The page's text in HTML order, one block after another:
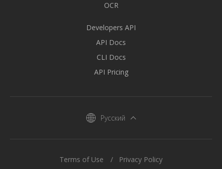
OCR
Developers API
API Docs
CLI Docs
API Pricing
Русский
Terms of Use Privacy Policy